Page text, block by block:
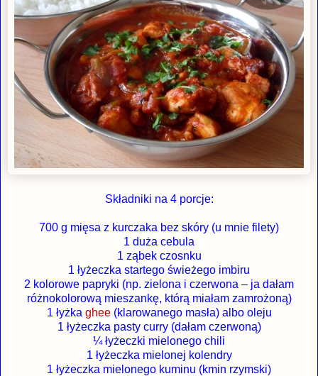
Składniki na 4 porcje:
700 g mięsa z kurczaka bez skóry (u mnie filety)
1 duża cebula
1 ząbek czosnku
1 łyżeczka startego świeżego imbiru
2 kolorowe papryki (np. zielona i czerwona – ja dałam
różnokolorową mieszankę, którą miałam zamrożoną)
1 łyżka ghee(klarowanego masła) albo oleju
1 łyżeczka pasty curry (dałam czerwoną)
¼ łyżeczki mielonego chili
1 łyżeczka mielonej kolendry
1 łyżeczka mielonego kuminu (kmin rzymski)